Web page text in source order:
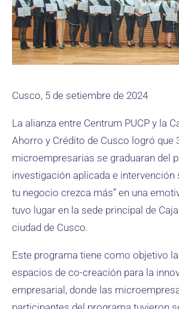
Cusco, 5 de setiembre de 2024
La alianza entre Centrum PUCP y la
Ahorro y Crédito de Cusco logró que
microempresarias se graduaran del
investigación aplicada e intervención
tu negocio crezca más” en una
tuvo lugar en la sede principal de
ciudad de Cusco.
Este programa tiene como objetivo
espacios de co-creación para la
empresarial, donde las